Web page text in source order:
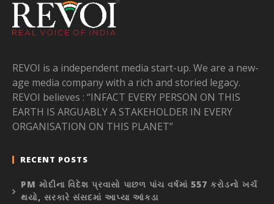
REVOI is a independent media start-up. We are a new-
age media company with a rich and storied legacy.
REVOI believes : “INFACT EVERY PERSON ON THIS
EARTH IS ARGUABLY A STAKEHOLDER IN EVERY
ORGANISATION ON THIS PLANET”
RECENT POSTS
PM મોદીના વિદેશ પ્રવાસો પાછળ પાંચ વર્ષમાં 557 કરોડનો ખર્ચ
થયો, સરકારે સંસદમાં આપ્યા આંકડા